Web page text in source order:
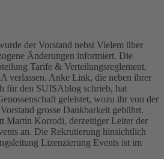
der Vorstand nebst Vielem über
Änderungen informiert. Die
Tarife & Verteilungsreglement,
verlassen. Anke Link, die neben ihrer
für den SUISAblog schrieb, hat
geleistet, wozu ihr von der
grosse Dankbarkeit gebührt.
Martin Korrodi, derzeitiger Leiter der
an. Die Rekrutierung hinsichtlich
Lizenzierung Events ist im